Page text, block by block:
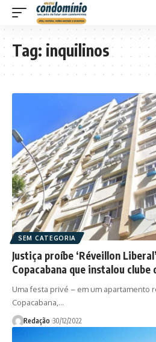
Tag: inquilinos
SEM CATEGORIA
Justiça proíbe ‘Réveillon
Copacabana que instalou clube
Uma festa privé – em um apartamento
Copacabana,…
Redação 30/12/2022